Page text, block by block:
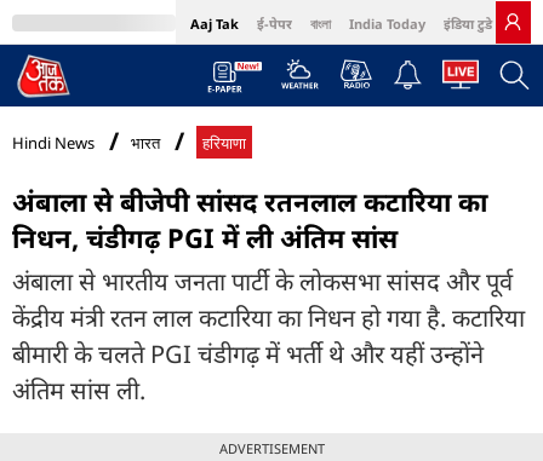
Aaj Tak ई-पेपर বাংলা India Today इंडिया टुडे हिंदी
MumbaiTak Cosmopolitan Harper's Bazaar Northeast
Hindi News भारत हरियाणा
अंबाला से बीजेपी सांसद रतनलाल कटारिया का
निधन, चंडीगढ़ PGI में ली अंत‍िम सांस
अंबाला से भारतीय जनता पार्टी के लोकसभा सांसद और पूर्व
केंद्रीय मंत्री रतन लाल कटारिया का निधन हो गया है. कटारिया
बीमारी के चलते PGI चंडीगढ़ में भर्ती थे और यहीं उन्होंने
अंतिम सांस ली.
ADVERTISEMENT